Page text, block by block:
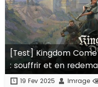
[Test] Kingdom
: souffrir et en
19 Fev 2025 Imrage